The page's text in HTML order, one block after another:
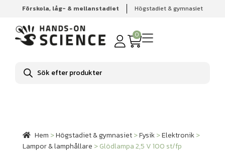
Förskola, låg- & mellanstadiet Högstadiet & gymnasiet
0
Produktsökning
Hem Högstadiet & gymnasiet Fysik
Elektronik
Lampor & lamphållare
Hem >Högstadiet & gymnasiet>Fysik>Elektronik>
Lampor & lamphållare >Glödlampa 2,5 V 100 st/fp